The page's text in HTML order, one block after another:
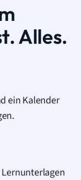
Alles.
ein Kalender